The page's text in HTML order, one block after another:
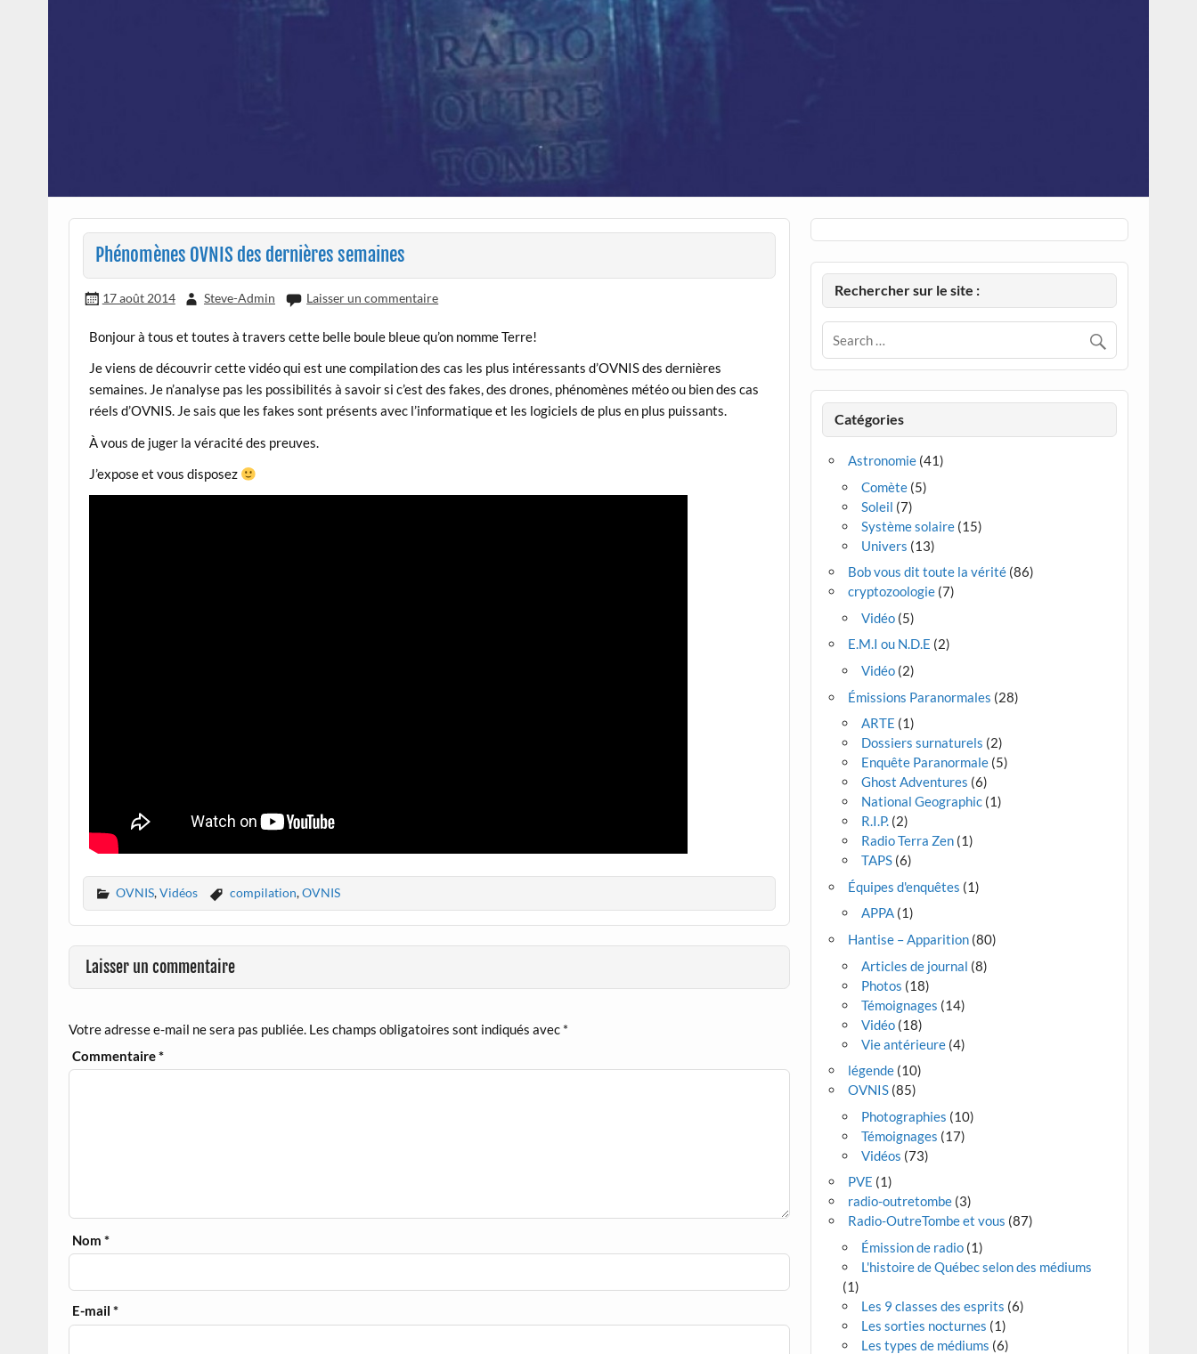
Phénomènes OVNIS des dernières semaines
17 août 2014 Steve-Admin Laisser un commentaire
Bonjour à tous et toutes à travers cette belle boule bleue qu’on nomme Terre!
Je viens de découvrir cette vidéo qui est une compilation des cas les plus intéressants d’OVNIS des dernières
semaines. Je n’analyse pas les possibilités à savoir si c’est des fakes, des drones, phénomènes météo ou bien des cas
réels d’OVNIS. Je sais que les fakes sont présents avec l’informatique et les logiciels de plus en plus puissants.
À vous de juger la véracité des preuves.
J’expose et vous disposez
OVNIS,Vidéos compilation,OVNIS
Laisser un commentaire
Votre adresse e-mail ne sera pas publiée. Les champs obligatoires sont indiqués avec *
Commentaire*
Nom*
E-mail*
Rechercher sur le site :
Catégories
Astronomie (41)
Comète (5)
Soleil (7)
Système solaire (15)
Univers (13)
Bob vous dit toute la vérité (86)
cryptozoologie (7)
Vidéo (5)
E.M.I ou N.D.E (2)
Vidéo (2)
Émissions Paranormales (28)
ARTE (1)
Dossiers surnaturels (2)
Enquête Paranormale (5)
Ghost Adventures (6)
National Geographic (1)
R.I.P. (2)
Radio Terra Zen (1)
TAPS (6)
Équipes d'enquêtes (1)
APPA (1)
Hantise – Apparition (80)
Articles de journal (8)
Photos (18)
Témoignages (14)
Vidéo (18)
Vie antérieure (4)
légende (10)
OVNIS (85)
Photographies (10)
Témoignages (17)
Vidéos (73)
PVE (1)
radio-outretombe (3)
Radio-OutreTombe et vous (87)
Émission de radio (1)
L'histoire de Québec selon des médiums
(1)
Les 9 classes des esprits (6)
Les sorties nocturnes (1)
Les types de médiums (6)